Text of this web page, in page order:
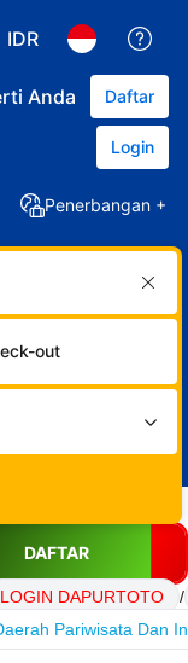
IDR
Anda Daftar
Login
Penerbangan +
out
DAFTAR
LOGIN DAPURTOTO
/
Pariwisata Dan